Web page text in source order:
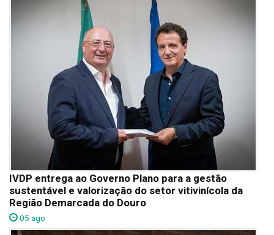
IVDP entrega ao Governo Plano para a gestão
sustentável e valorização do setor vitivinícola da
Região Demarcada do Douro
05 ago